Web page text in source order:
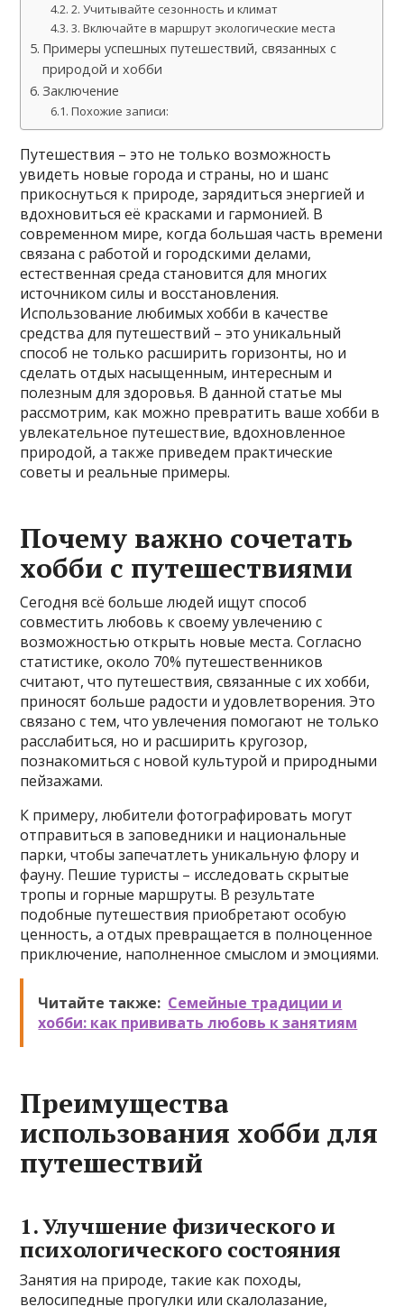
2. Учитывайте сезонность и климат
3. Включайте в маршрут экологические места
Примеры успешных путешествий, связанных с
природой и хобби
Заключение
Похожие записи:
Путешествия – это не только возможность
увидеть новые города и страны, но и шанс
прикоснуться к природе, зарядиться энергией и
вдохновиться её красками и гармонией. В
современном мире, когда большая часть времени
связана с работой и городскими делами,
естественная среда становится для многих
источником силы и восстановления.
Использование любимых хобби в качестве
средства для путешествий – это уникальный
способ не только расширить горизонты, но и
сделать отдых насыщенным, интересным и
полезным для здоровья. В данной статье мы
рассмотрим, как можно превратить ваше хобби в
увлекательное путешествие, вдохновленное
природой, а также приведем практические
советы и реальные примеры.
Почему важно сочетать
хобби с путешествиями
Сегодня всё больше людей ищут способ
совместить любовь к своему увлечению с
возможностью открыть новые места. Согласно
статистике, около 70% путешественников
считают, что путешествия, связанные с их хобби,
приносят больше радости и удовлетворения. Это
связано с тем, что увлечения помогают не только
расслабиться, но и расширить кругозор,
познакомиться с новой культурой и природными
пейзажами.
К примеру, любители фотографировать могут
отправиться в заповедники и национальные
парки, чтобы запечатлеть уникальную флору и
фауну. Пешие туристы – исследовать скрытые
тропы и горные маршруты. В результате
подобные путешествия приобретают особую
ценность, а отдых превращается в полноценное
приключение, наполненное смыслом и эмоциями.
Читайте также: Семейные традиции и
хобби: как прививать любовь к занятиям
Преимущества
использования хобби для
путешествий
1. Улучшение физического и
психологического состояния
Занятия на природе, такие как походы,
велосипедные прогулки или скалолазание,